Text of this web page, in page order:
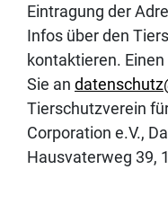
Eintragung der
Infos über den
kontaktieren.
Sie an
Tierschutzverein
Corporation e.V.,
Hausvaterweg 39,